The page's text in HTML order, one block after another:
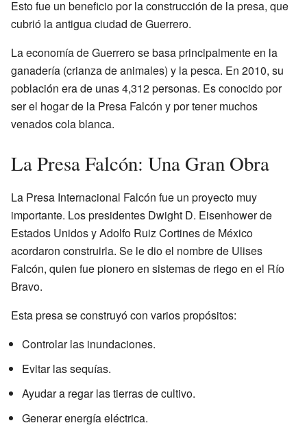
Esto fue un beneficio por la construcción de la presa, que
cubrió la antigua ciudad de Guerrero.
La economía de Guerrero se basa principalmente en la
ganadería (crianza de animales) y la pesca. En 2010, su
población era de unas 4,312 personas. Es conocido por
ser el hogar de la Presa Falcón y por tener muchos
venados cola blanca.
La Presa Falcón: Una Gran Obra
La Presa Internacional Falcón fue un proyecto muy
importante. Los presidentes Dwight D. Eisenhower de
Estados Unidos y Adolfo Ruiz Cortines de México
acordaron construirla. Se le dio el nombre de Ulises
Falcón, quien fue pionero en sistemas de riego en el Río
Bravo.
Esta presa se construyó con varios propósitos:
Controlar las inundaciones.
Evitar las sequías.
Ayudar a regar las tierras de cultivo.
Generar energía eléctrica.